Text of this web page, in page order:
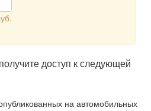
доступ к следующей
на автомобильных